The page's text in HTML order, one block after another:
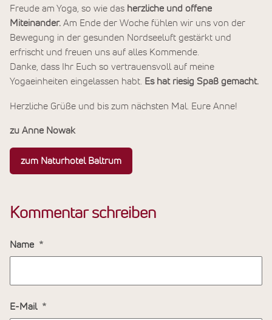
Freude am Yoga, so wie das herzliche und offene
Miteinander. Am Ende der Woche fühlen wir uns von der
Bewegung in der gesunden Nordseeluft gestärkt und
erfrischt und freuen uns auf alles Kommende.
Danke, dass Ihr Euch so vertrauensvoll auf meine
Yogaeinheiten eingelassen habt.
Es hat riesig Spaß gemacht.
Herzliche Grüße und bis zum nächsten Mal. Eure Anne!
zu Anne Nowak
zum Naturhotel Baltrum
Kommentar schreiben
Name
E-Mail